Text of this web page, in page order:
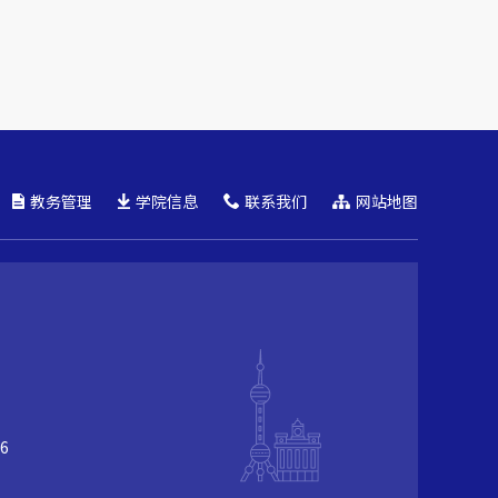
教务管理 学院信息 联系我们 网站地图